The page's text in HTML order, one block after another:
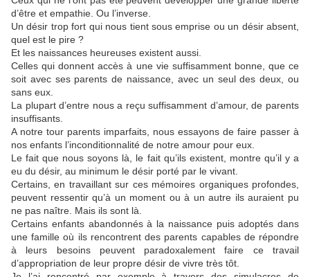
d’être et empathie. Ou l’inverse.
Un désir trop fort qui nous tient sous emprise ou un désir absent,
quel est le pire ?
Et les naissances heureuses existent aussi.
Celles qui donnent accès à une vie suffisamment bonne, que ce
soit avec ses parents de naissance, avec un seul des deux, ou
sans eux.
La plupart d’entre nous a reçu suffisamment d’amour, de parents
insuffisants.
A notre tour parents imparfaits, nous essayons de faire passer à
nos enfants l’inconditionnalité de notre amour pour eux.
Le fait que nous soyons là, le fait qu’ils existent, montre qu’il y a
eu du désir, au minimum le désir porté par le vivant.
Certains, en travaillant sur ces mémoires organiques profondes,
peuvent ressentir qu’à un moment ou à un autre ils auraient pu
ne pas naître. Mais ils sont là.
Certains enfants abandonnés à la naissance puis adoptés dans
une famille où ils rencontrent des parents capables de répondre
à leurs besoins peuvent paradoxalement faire ce travail
d’appropriation de leur propre désir de vivre très tôt.